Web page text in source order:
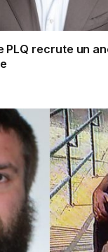
PLQ recrute un